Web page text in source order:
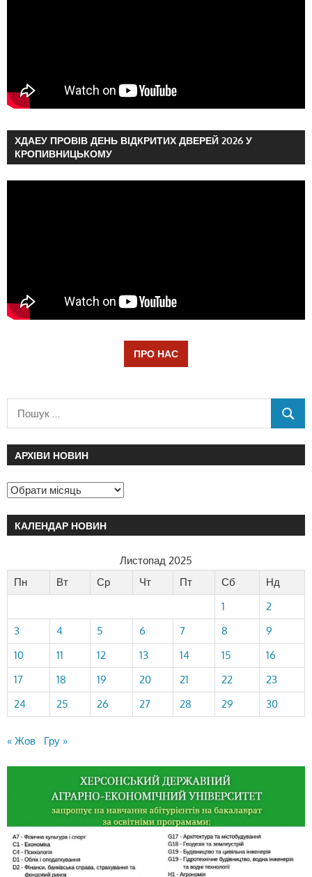
ХДАЕУ ПРОВІВ ДЕНЬ ВІДКРИТИХ ДВЕРЕЙ 2026 У
КРОПИВНИЦЬКОМУ
ПРО НАС
АРХІВИ НОВИН
КАЛЕНДАР НОВИН
Листопад 2025
Пн
Вт Ср Чт Пт Сб
Нд
1
2
3
4 5 6 7 8
9
10
11 12 13 14 15
16
17
18 19 20 21 22
23
24
25 26 27 28 29 30
« Жов Гру »